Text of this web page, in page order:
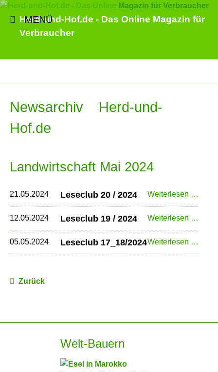
Herd-und-Hof.de - Das Online Magazin für
Verbraucher
MENÜ
Newsarchiv Herd-und-
Hof.de
Landwirtschaft Mai 2024
21.05.2024 Leseclub 20 / 2024 Weiterlesen …
20
2024
12.05.2024 Leseclub 19 / 2024 Weiterlesen …
19
2024
05.05.2024 Leseclub 17_18/2024Weiterlesen …
Zurück
Welt-Bauern